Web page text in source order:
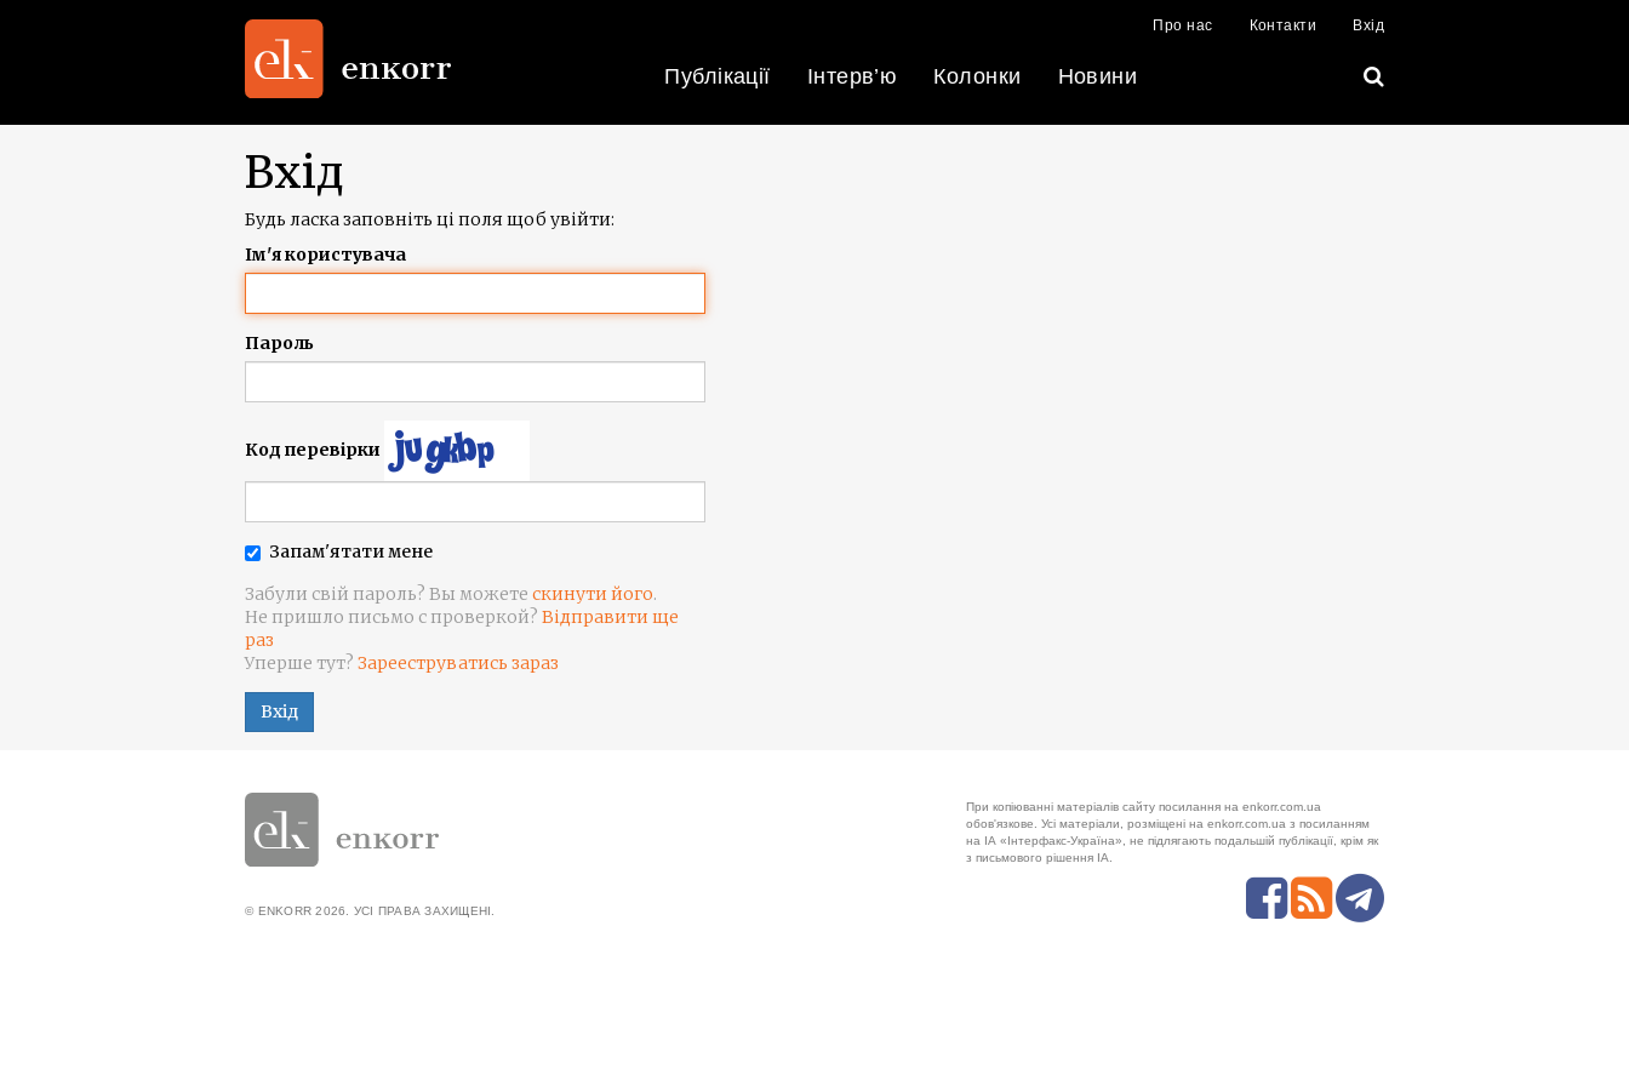
Про нас Контакти Вхід
Публікації Інтерв’ю Колонки Новини
Вхід
Будь ласка заповніть ці поля щоб увійти:
Ім'я користувача
Пароль
Код перевірки
Запам'ятати мене
Забули свій пароль? Вы можете скинути його.
Не пришло письмо с проверкой? Відправити ще
раз
Уперше тут? Зарееструватись зараз
Вхід
При копіюванні матеріалів сайту посилання на enkorr.com.ua
обов'язкове. Усі матеріали, розміщені на enkorr.com.ua з посиланням
на ІА «Інтерфакс-Україна», не підлягають подальшій публікації, крім як
з письмового рішення ІА.
© ENKORR 2026. УСІ ПРАВА ЗАХИЩЕНІ.